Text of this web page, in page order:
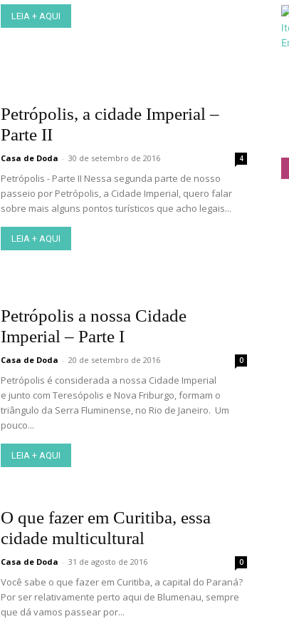
LEIA + AQUI
Petrópolis, a cidade Imperial –
Parte II
Casa de Doda - 30 de setembro de 2016 4
Petrópolis - Parte II Nessa segunda parte de nosso
passeio por Petrópolis, a Cidade Imperial, quero falar
sobre mais alguns pontos turísticos que acho legais...
LEIA + AQUI
Petrópolis a nossa Cidade
Imperial – Parte I
Casa de Doda - 20 de setembro de 2016 0
Petrópolis é considerada a nossa Cidade Imperial
e junto com Teresópolis e Nova Friburgo, formam o
triângulo da Serra Fluminense, no Rio de Janeiro. Um
pouco...
LEIA + AQUI
O que fazer em Curitiba, essa
cidade multicultural
Casa de Doda - 31 de agosto de 2016 0
Você sabe o que fazer em Curitiba, a capital do Paraná?
Por ser relativamente perto aqui de Blumenau, sempre
que dá vamos passear por...